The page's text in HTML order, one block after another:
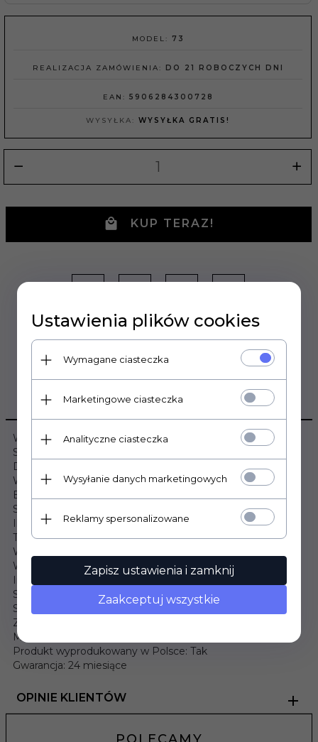
MODEL: 73
REALIZACJA ZAMÓWIENIA: DO 21 ROBOCZYCH DNI
EAN: 5906284300728
WYSYŁKA: WYSYŁKA GRATIS!
KUP TERAZ!
OPIS PRODUKTU
Wymiary:
Szerokość: 100cm
Długość: 200cm
Wysokość: 20cm
Budowa materaca:
Sprężyny typu MULTIPOCKET: Tak
Ilość sprężyn: 506szt/m²
Termoelastyczna pianka VISCO (3cm): Tak
Wysokoelastyczna pianka (3cm): Tak
Warstwa owaty: Tak
Informacje dodatkowe:
Stopień twardości: Średnio twardy
Strefy twardości: 7
Zdejmowany pokrowiec: Tak
Materac hipoalergiczny: Tak
Produkt wyprodukowany w Polsce: Tak
Gwarancja: 24 miesiące
OPINIE KLIENTÓW
Ustawienia plików cookies
Wymagane ciasteczka
Marketingowe ciasteczka
Analityczne ciasteczka
Wysyłanie danych marketingowych
Reklamy spersonalizowane
Zapisz ustawienia i zamknij
Zaakceptuj wszystkie